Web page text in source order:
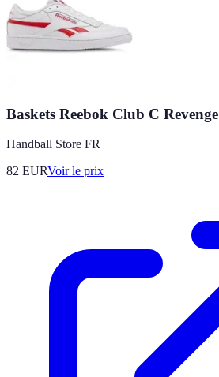
Baskets Reebok Club C Revenge
Handball Store FR
82 EURVoir le prix